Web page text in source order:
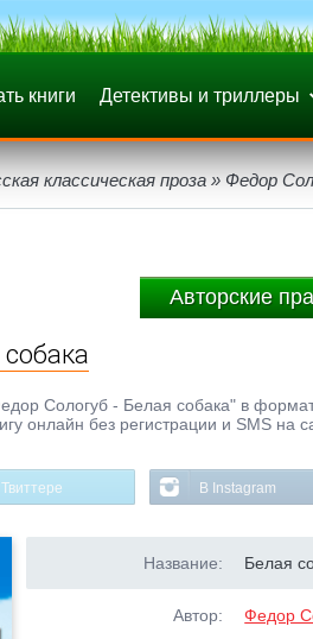
книги Детективы и триллеры
классическая проза » Федор
Авторские
Сологуб - Белая собака" в
онлайн без регистрации и SMS на
В Instagram
Название: Белая
Автор: Федор